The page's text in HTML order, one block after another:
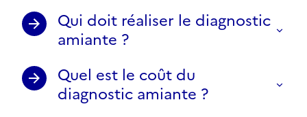
Qui doit réaliser le diagnostic
amiante ?
Quel est le coût du
diagnostic amiante ?